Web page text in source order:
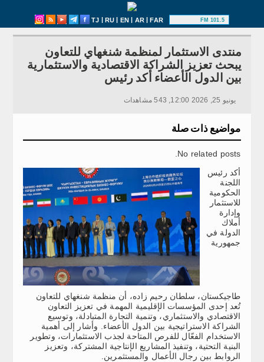
TJ | RU | EN | AR|FAR 101.5 FM
منتدى الاستثمار لمنظمة شنغهاي للتعاون
يبحث تعزيز الشراكة الاقتصادية والاستثمارية
بين الدول الأعضاء أكد رئيس
يونيو 25, 2026 12:00, 543 مشاهدات
مواضيع ذات صلة
No related posts.
أكد رئيس
اللجنة
الحكومية
للاستثمار
وإدارة
أملاك
الدولة في
جمهورية
طاجيكستان، سلطان رحيم زاده، أن منظمة شنغهاي للتعاون
تُعد إحدى المؤسسات الإقليمية المهمة في تعزيز التعاون
الاقتصادي والاستثماري، وتنمية التجارة المتبادلة، وتوسيع
الشراكة الاستراتيجية بين الدول الأعضاء. وأشار إلى أهمية
الاستخدام الفعّال للفرص المتاحة لجذب الاستثمارات، وتطوير
البنية التحتية، وتنفيذ المشاريع الإنتاجية المشتركة، وتعزيز
الروابط بين رجال الأعمال والمستثمرين.